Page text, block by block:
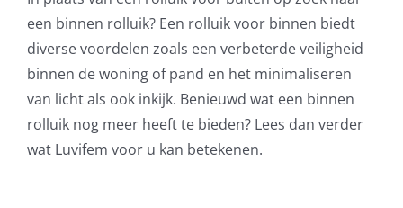
een binnen rolluik? Een rolluik voor binnen biedt
diverse voordelen zoals een verbeterde veiligheid
binnen de woning of pand en het minimaliseren
van licht als ook inkijk. Benieuwd wat een binnen
rolluik nog meer heeft te bieden? Lees dan verder
wat Luvifem voor u kan betekenen.